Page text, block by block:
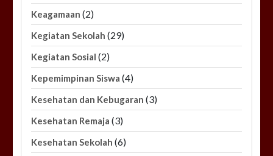
Keagamaan (2)
Kegiatan Sekolah (29)
Kegiatan Sosial (2)
Kepemimpinan Siswa (4)
Kesehatan dan Kebugaran (3)
Kesehatan Remaja (3)
Kesehatan Sekolah (6)